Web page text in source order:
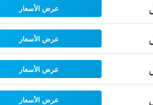
عرض الأسعار
عرض الأسعار
عرض الأسعار
عرض الأسعار